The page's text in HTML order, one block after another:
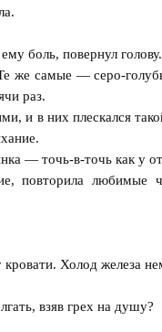
боль, повернул голову.
же самые — серо-
раз.
и в них плескался
— точь-в-точь как у
повторила любимые
Холод железа
взяв грех на душу?